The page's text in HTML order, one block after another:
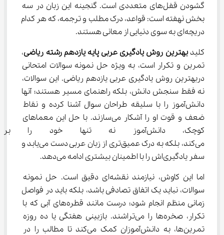
گشودن قفل‌های متعددی است. گنجینه این زبان در سه
بخش نهفته است: قواعد، درک مطلب و ترجمه، که هر کدام
دریچه‌ای به سوی دنیایی از معانی هستند.
کلید بهترین روش یادگیری عربی پایه یازدهم رشته ریاضی،
تمرین و تکرار است، به ویژه حل نمونه سوالات امتحانی
دربهترین روش یادگیری عربی یازدهم ریاضی. این سوالات،
نه فقط سنجش دانش، بلکه راهنمای مسیر هستند؛ آنها
دانش‌آموز را با سلیقه طراحان سوال آشنا کرده و نقاط
ضعف و قوت او را آشکار می‌سازند. با حل این معماهای
کوچک، دانش‌آموز نه تنها خود را
می‌کند، بلکه به درک عمیق‌تری از زبان عربی دست می‌یابد و
سفر یادگیری‌اش را با اطمینان بیشتری ادامه می‌دهد.
اما این کاوش، نیازمند نقشه‌ای دقیق است. حل نمونه
سوالات، نباید یک اتفاق تصادفی باشد، بلکه باید در فواصل
زمانی منظم انجام شود؛ درست مانند قطره‌های آبی که با
تکرار، صخره‌ها را می‌تراشند. بازبینی هفتگی یا ده روزه
تمرین‌ها، به دانش‌آموزان کمک می‌کند تا مطالب را در